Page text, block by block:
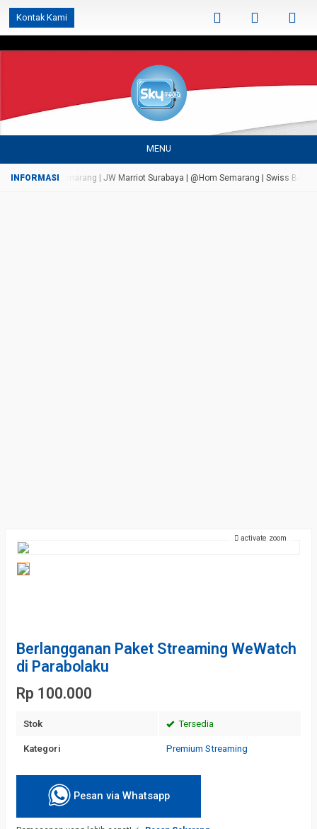
Kontak Kami
MENU
Semarang | JW Marriot Surabaya | @Hom Semarang | Swiss Bell
activate zoom
Berlangganan Paket Streaming WeWatch
di Parabolaku
Rp 100.000
Stok Tersedia
Kategori Premium Streaming
Pesan via Whatsapp